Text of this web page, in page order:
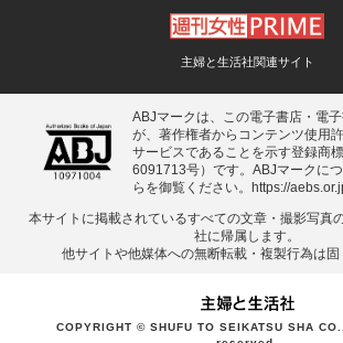
主婦と生活社関連サイト
ABJマークは、この電子書店・電
が、著作権者からコンテンツ使用
サービスであることを示す登録商
6091713号）です。ABJマークに
らを御覧ください。 https://
本サイトに掲載されているすべての⽂章・撮影写真
社に帰属します。
他サイトや他媒体への無断転載・複製⾏為は固
COPYRIGHT © SHUFU TO SEIKATSU SHA